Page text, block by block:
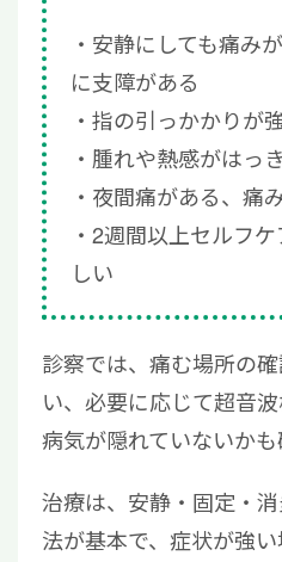
安静にしても痛み
に支障がある
指の引っかかりが
腫れや熱感がはっ
夜間痛がある、痛
2週間以上セルフ
しい
診察では、痛む場所の
い、必要に応じて超音
病気が隠れていないかも
治療は、安静・固定・
法が基本で、症状が強